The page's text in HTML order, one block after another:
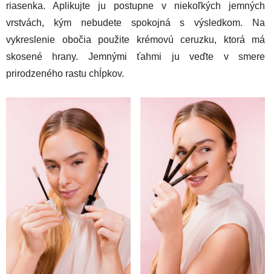
riasenka. Aplikujte ju postupne v niekoľkých jemných
vrstvách, kým nebudete spokojná s výsledkom. Na
vykreslenie obočia použite krémovú ceruzku, ktorá má
skosené hrany. Jemnými ťahmi ju veďte v smere
prirodzeného rastu chĺpkov.